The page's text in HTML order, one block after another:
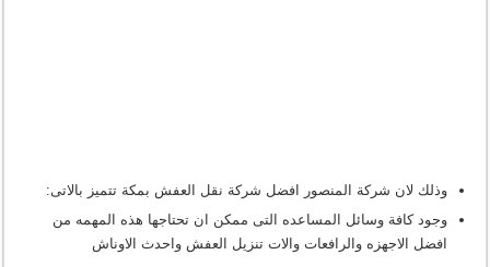
وذلك لان شركة المنصور افضل شركة نقل العفش بمكة تتميز بالاتى:
وجود كافة وسائل المساعده التى ممكن ان تحتاجها هذه المهمه من
افضل الاجهزه والرافعات والات تنزيل العفش واحدث الاوناش